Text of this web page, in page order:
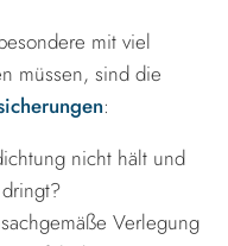
mit viel
müssen, sind die
:
nicht hält und
Verlegung